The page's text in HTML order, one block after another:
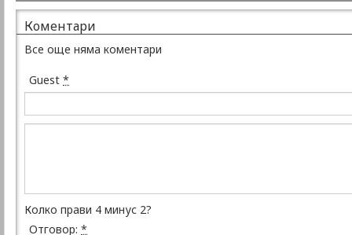
Коментари
Все още няма коментари
Guest *
Колко прави 4 минус 2?
Отговор: *